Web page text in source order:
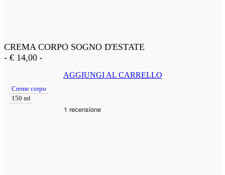
CREMA CORPO SOGNO D'ESTATE
- € 14,00 -
AGGIUNGI AL CARRELLO
Creme corpo
150 ml